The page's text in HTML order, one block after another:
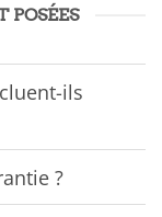
POSÉES
ils
?